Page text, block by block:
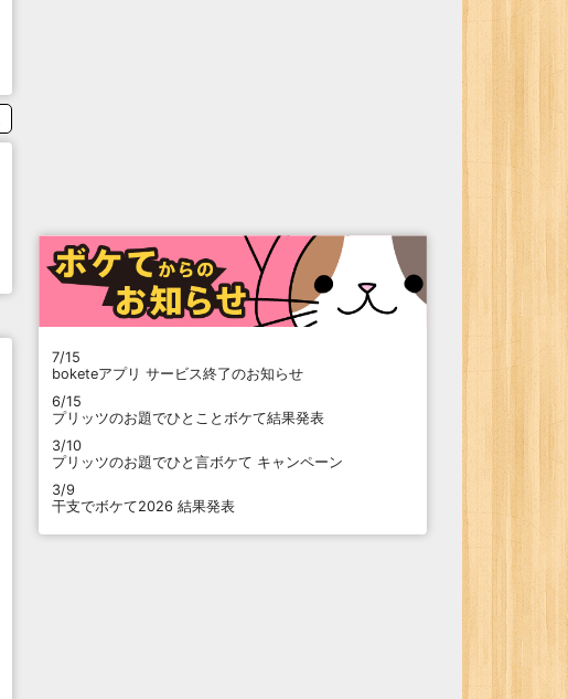
7/15
boketeアプリ サービス終了のお知らせ
6/15
プリッツのお題でひとことボケて結果発表
3/10
プリッツのお題でひと言ボケて キャンペーン
3/9
干支でボケて2026 結果発表